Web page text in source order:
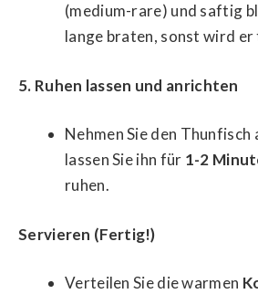
(medium-rare) und saftig
lange braten, sonst wird er
5. Ruhen lassen und anrichten
Nehmen Sie den Thunfisch
lassen Sie ihn für 1-2
ruhen.
Servieren (Fertig!)
Verteilen Sie die warmen